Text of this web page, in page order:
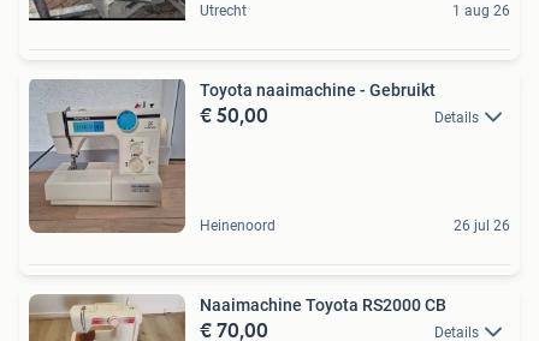
Utrecht 1 aug 26
Toyota naaimachine - Gebruikt
€ 50,00 Details
Heinenoord 26 jul 26
Naaimachine Toyota RS2000 CB
€ 70,00 Details